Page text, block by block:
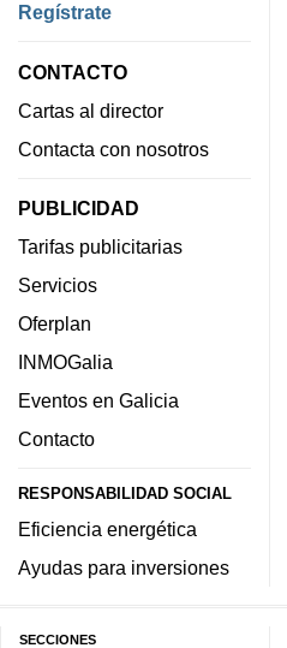
Regístrate
CONTACTO
Cartas al director
Contacta con nosotros
PUBLICIDAD
Tarifas publicitarias
Servicios
Oferplan
INMOGalia
Eventos en Galicia
Contacto
RESPONSABILIDAD SOCIAL
Eficiencia energética
Ayudas para inversiones
SECCIONES